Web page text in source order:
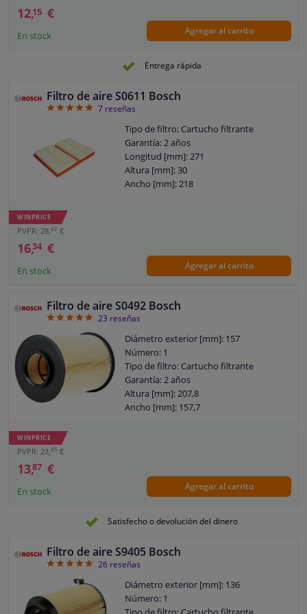
12,15 €
En stock Agregar al carrito
Entrega rápida
Filtro de aire S0611 Bosch
57 reseñas
Tipo de filtro: Cartucho filtrante
Garantía: 2 años
Longitud [mm]: 271
Altura [mm]: 30
Ancho [mm]: 218
WINPRICE
PVPR: 28, 42 €
16,34 €
En stock Agregar al carrito
Filtro de aire S0492 Bosch
523 reseñas
Diámetro exterior [mm]: 157
Número: 1
Tipo de filtro: Cartucho filtrante
Garantía: 2 años
Altura [mm]: 207,8
Ancho [mm]: 157,7
WINPRICE
PVPR: 23, 85 €
13,87 €
En stock Agregar al carrito
Satisfecho o devolución del dinero
Filtro de aire S9405 Bosch
4.96
26 reseñas
Diámetro exterior [mm]: 136
Número: 1